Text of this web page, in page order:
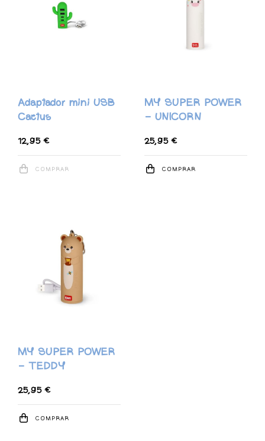
Adaptador mini USB
Cactus
12,95 €
COMPRAR
MY SUPER POWER
- UNICORN
25,95 €
COMPRAR
MY SUPER POWER
- TEDDY
25,95 €
COMPRAR